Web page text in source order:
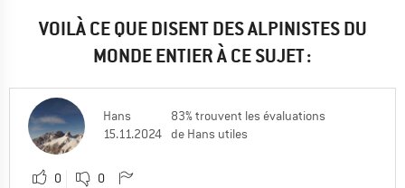
VOILÀ CE QUE DISENT DES ALPINISTES DU
MONDE ENTIER À CE SUJET :
Hans
15.11.2024
83% trouvent les évaluations
de Hans utiles
0 0